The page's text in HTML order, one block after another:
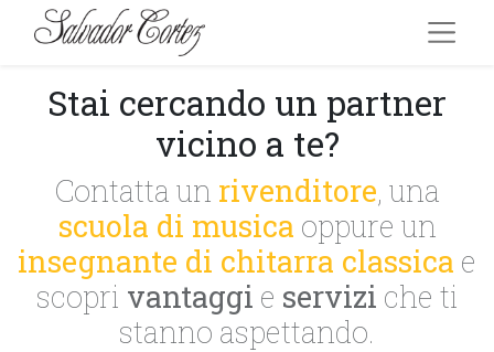
Stai cercando un partner
vicino a te?
Contatta un rivenditore, una
scuola di musica oppure un
insegnante di chitarra classica e
scopri vantaggi e servizi che ti
stanno aspettando.